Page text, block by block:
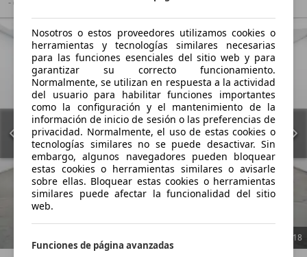
18
Nosotros o estos proveedores utilizamos cookies o
herramientas y tecnologías similares necesarias
para las funciones esenciales del sitio web y para
garantizar su correcto funcionamiento.
Normalmente, se utilizan en respuesta a la actividad
del usuario para habilitar funciones importantes
como la configuración y el mantenimiento de la
información de inicio de sesión o las preferencias de
privacidad. Normalmente, el uso de estas cookies o
tecnologías similares no se puede desactivar. Sin
embargo, algunos navegadores pueden bloquear
estas cookies o herramientas similares o avisarle
sobre ellas. Bloquear estas cookies o herramientas
similares puede afectar la funcionalidad del sitio
web.
Funciones de página avanzadas